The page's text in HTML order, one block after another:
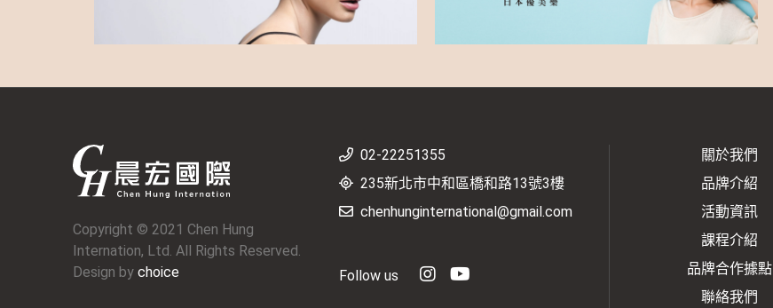
Copyright © 2021 Chen Hung
Internation, Ltd. All Rights Reserved.
Design by choice
02-22251355
235新北市中和區橋和路13號3樓
chenhunginternational@gmail.com
Follow us
關於我們
品牌介紹
活動資訊
課程介紹
品牌合作據點
聯絡我們